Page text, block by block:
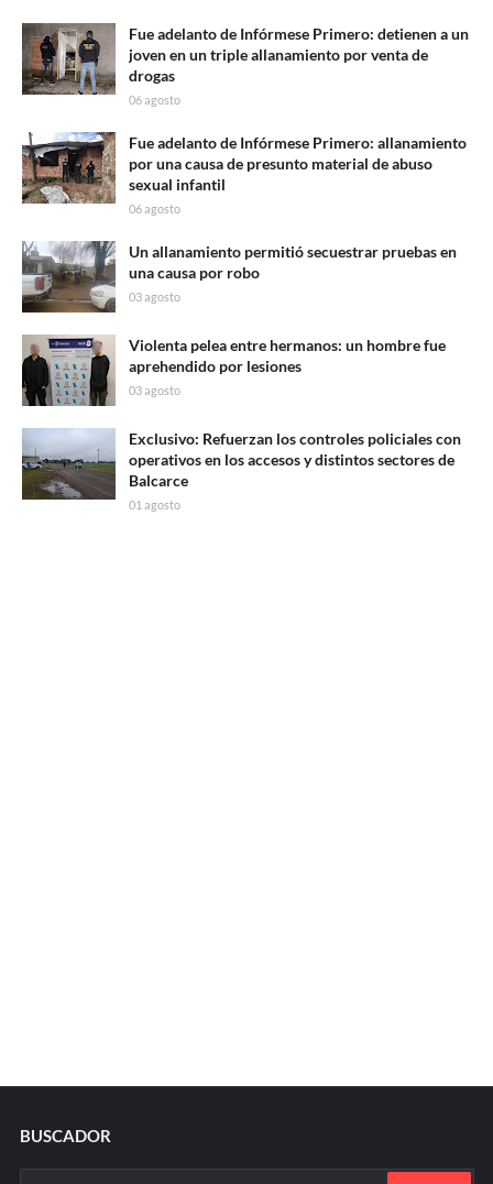
Fue adelanto de Infórmese Primero: detienen a un
joven en un triple allanamiento por venta de
drogas
06 agosto
Fue adelanto de Infórmese Primero: allanamiento
por una causa de presunto material de abuso
sexual infantil
06 agosto
Un allanamiento permitió secuestrar pruebas en
una causa por robo
03 agosto
Violenta pelea entre hermanos: un hombre fue
aprehendido por lesiones
03 agosto
Exclusivo: Refuerzan los controles policiales con
operativos en los accesos y distintos sectores de
Balcarce
01 agosto
BUSCADOR